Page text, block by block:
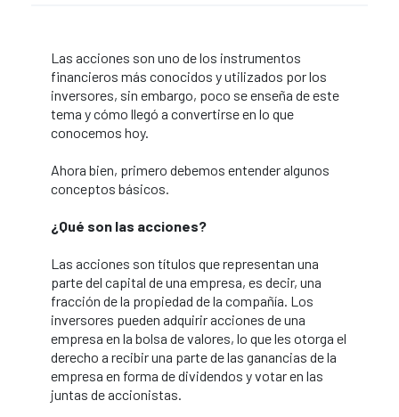
Las acciones son uno de los instrumentos
financieros más conocidos y utilizados por los
inversores, sin embargo, poco se enseña de este
tema y cómo llegó a convertirse en lo que
conocemos hoy.
Ahora bien, primero debemos entender algunos
conceptos básicos.
¿Qué son las acciones?
Las acciones son títulos que representan una
parte del capital de una empresa, es decir, una
fracción de la propiedad de la compañía. Los
inversores pueden adquirir acciones de una
empresa en la bolsa de valores, lo que les otorga el
derecho a recibir una parte de las ganancias de la
empresa en forma de dividendos y votar en las
juntas de accionistas.